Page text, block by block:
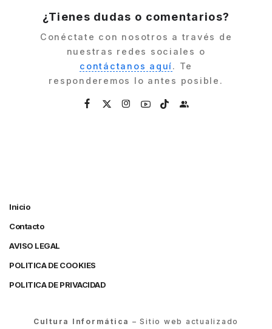
¿Tienes dudas o comentarios?
Conéctate con nosotros a través de
nuestras redes sociales o
contáctanos aquí. Te
responderemos lo antes posible.
Inicio
Contacto
AVISO LEGAL
POLITICA DE COOKIES
POLITICA DE PRIVACIDAD
Cultura Informática – Sitio web actualizado